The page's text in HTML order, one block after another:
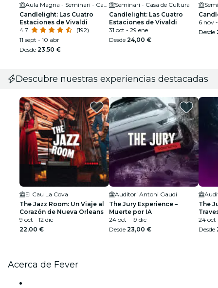
Candlelight: Las Cuatro
Estaciones de Vivaldi
4.7
(192)
11 sept - 10 abr
Desde 23,50 €
Seminari - Casa de Cultura
Candlelight: Las Cuatro
Estaciones de Vivaldi
31 oct - 29 ene
Desde 24,00 €
6 nov -
Desde
Descubre nuestras experiencias destacadas
El Cau La Cova
The Jazz Room: Un Viaje al
Corazón de Nueva Orleans
9 oct - 12 dic
22,00 €
Auditori Antoni Gaudí
The Jury Experience –
Muerte por IA
24 oct - 19 dic
Desde 23,00 €
The
24 oct
Desde
Acerca de Fever